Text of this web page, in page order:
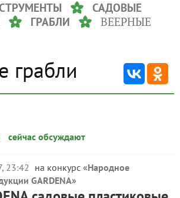
САДОВЫЕ
ГРАБЛИ
ВЕЕРНЫЕ
грабли
сейчас обсуждают
23:42 на конкурс «Народное
GARDENA»